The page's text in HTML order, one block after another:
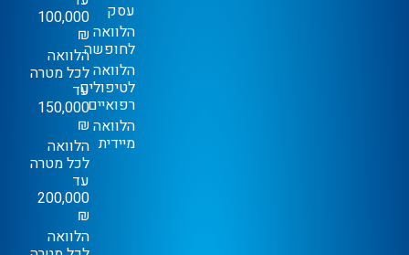
עסק
הלוואה
לחופשה
הלוואה
לטיפולים
רפואיים
הלוואה
מיידית
100,000
₪
הלוואה
לכל מטרה
עד
150,000
₪
הלוואה
לכל מטרה
עד
200,000
₪
הלוואה